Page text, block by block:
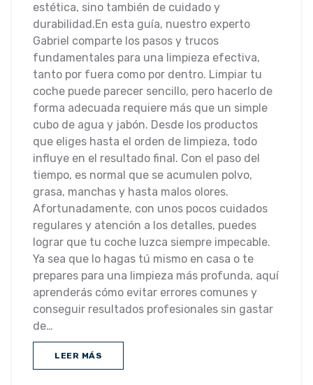
estética, sino también de cuidado y
durabilidad.En esta guía, nuestro experto
Gabriel comparte los pasos y trucos
fundamentales para una limpieza efectiva,
tanto por fuera como por dentro. Limpiar tu
coche puede parecer sencillo, pero hacerlo de
forma adecuada requiere más que un simple
cubo de agua y jabón. Desde los productos
que eliges hasta el orden de limpieza, todo
influye en el resultado final. Con el paso del
tiempo, es normal que se acumulen polvo,
grasa, manchas y hasta malos olores.
Afortunadamente, con unos pocos cuidados
regulares y atención a los detalles, puedes
lograr que tu coche luzca siempre impecable.
Ya sea que lo hagas tú mismo en casa o te
prepares para una limpieza más profunda, aquí
aprenderás cómo evitar errores comunes y
conseguir resultados profesionales sin gastar
de…
LEER MÁS